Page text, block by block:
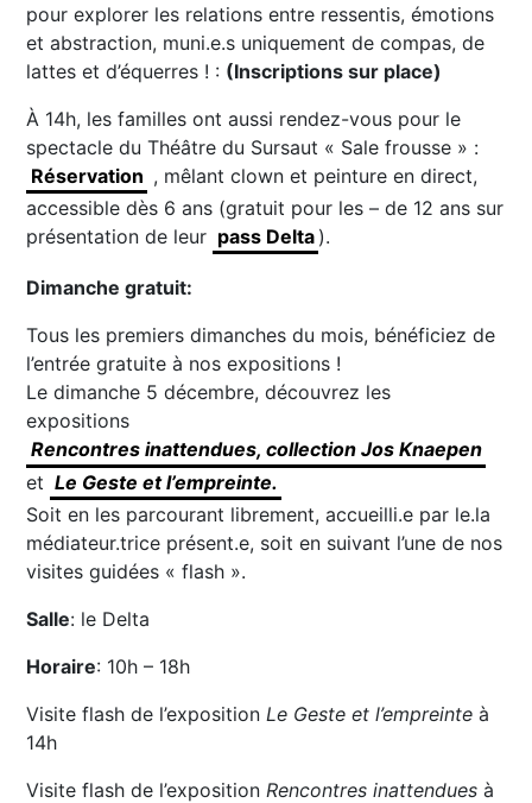
pour explorer les relations entre ressentis, émotions
et abstraction, muni.e.s uniquement de compas, de
lattes et d’équerres ! : (Inscriptions sur place)
À 14h, les familles ont aussi rendez-vous pour le
spectacle du Théâtre du Sursaut « Sale frousse » :
Réservation , mêlant clown et peinture en direct,
accessible dès 6 ans (gratuit pour les – de 12 ans sur
présentation de leur pass Delta ).
Dimanche gratuit:
Tous les premiers dimanches du mois, bénéficiez de
l’entrée gratuite à nos expositions !
Le dimanche 5 décembre, découvrez les
expositions
Rencontres inattendues, collection Jos Knaepen
et Le Geste et l’empreinte.
Soit en les parcourant librement, accueilli.e par le.la
médiateur.trice présent.e, soit en suivant l’une de nos
visites guidées « flash ».
Salle: le Delta
Horaire: 10h – 18h
Visite flash de l’exposition Le Geste et l’empreinte à
14h
Visite flash de l’exposition Rencontres inattenduesà